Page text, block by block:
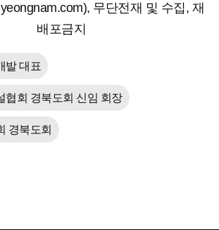
무단전재 및 수집, 재
배포금지
발 대표
협회 경북도회 신임 회장
경북도회